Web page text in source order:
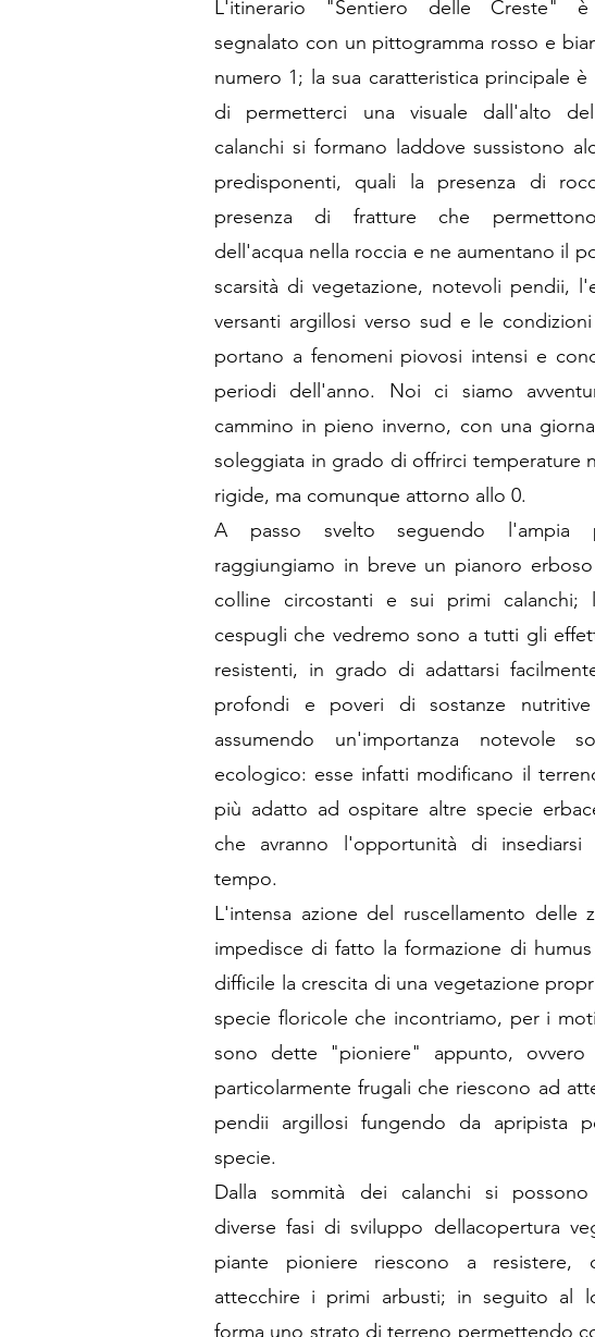
L'itinerario "Sentiero delle Creste"
segnalato con un pittogramma rosso e
numero 1; la sua caratteristica principale
di permetterci una visuale dall'alto
calanchi si formano laddove sussistono
predisponenti, quali la presenza di
presenza di fratture che
dell'acqua nella roccia e ne aumentano il
scarsità di vegetazione, notevoli pendii,
versanti argillosi verso sud e le
portano a fenomeni piovosi intensi e
periodi dell'anno. Noi ci siamo
cammino in pieno inverno, con una
soleggiata in grado di offrirci temperature
rigide, ma comunque attorno allo 0.
A passo svelto seguendo l'ampia
raggiungiamo in breve un pianoro
colline circostanti e sui primi
cespugli che vedremo sono a tutti gli
resistenti, in grado di adattarsi
profondi e poveri di sostanze
assumendo un'importanza notevole
ecologico: esse infatti modificano il
più adatto ad ospitare altre specie
che avranno l'opportunità di
tempo.
L'intensa azione del ruscellamento delle
impedisce di fatto la formazione di
difficile la crescita di una vegetazione
specie floricole che incontriamo, per i
sono dette "pioniere" appunto, ovvero
particolarmente frugali che riescono ad
pendii argillosi fungendo da apripista
specie.
Dalla sommità dei calanchi si
diverse fasi di sviluppo dellacopertura
piante pioniere riescono a resistere,
attecchire i primi arbusti; in seguito al
forma uno strato di terreno permettendo